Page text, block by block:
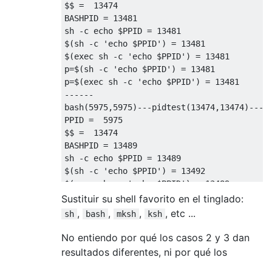
$$ =  13474
BASHPID = 13481
sh -c echo $PPID = 13481
$(sh -c 'echo $PPID') = 13481
$(exec sh -c 'echo $PPID') = 13481
p=$(sh -c 'echo $PPID') = 13481
p=$(exec sh -c 'echo $PPID') = 13481
------
bash(5975,5975)---pidtest(13474,13474)---
PPID =  5975
$$ =  13474
BASHPID = 13489
sh -c echo $PPID = 13489
$(sh -c 'echo $PPID') = 13492
$(exec sh -c 'echo $PPID') = 13489
p=$(sh -c 'echo $PPID') = 13495
p=$(exec sh -c 'echo $PPID') = 13489
Sustituir su shell favorito en el tinglado:
sh , bash , mksh , ksh , etc ...
No entiendo por qué los casos 2 y 3 dan
resultados diferentes, ni por qué los